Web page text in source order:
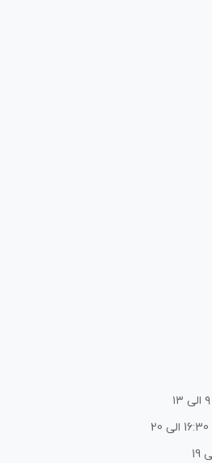
۹ الی ۱۳
16:30 الی 20